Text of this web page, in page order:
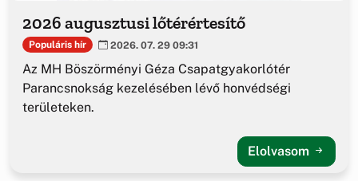
2026 augusztusi lőtérértesítő
Populáris hír 2026. 07. 29 09:31
Az MH Böszörményi Géza Csapatgyakorlótér
Parancsnokság kezelésében lévő honvédségi
területeken.
Elolvasom